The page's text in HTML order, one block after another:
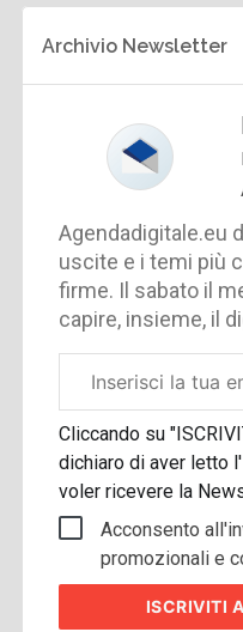
Archivio Newsletter
Agendadigitale.eu
uscite e i temi più
firme. Il sabato il
capire, insieme, il
aziendale
Cliccando su
dichiaro di aver letto l'
voler ricevere la
Acconsento
promozionali e
ISCRIVITI